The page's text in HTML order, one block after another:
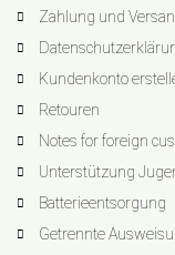
Zahlung und
Kundenkonto
Retouren
Notes for foreign
Unterstützung
Batterieentsorgung
Getrennte